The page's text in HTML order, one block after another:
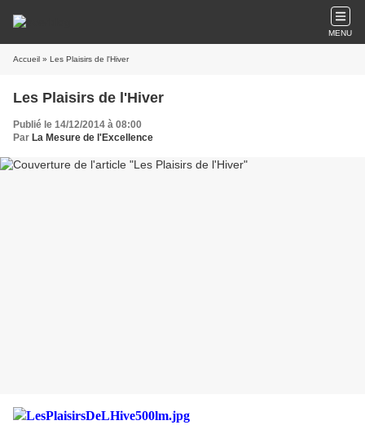
MENU
Accueil » Les Plaisirs de l'Hiver
Les Plaisirs de l'Hiver
Publié le 14/12/2014 à 08:00
Par La Mesure de l'Excellence